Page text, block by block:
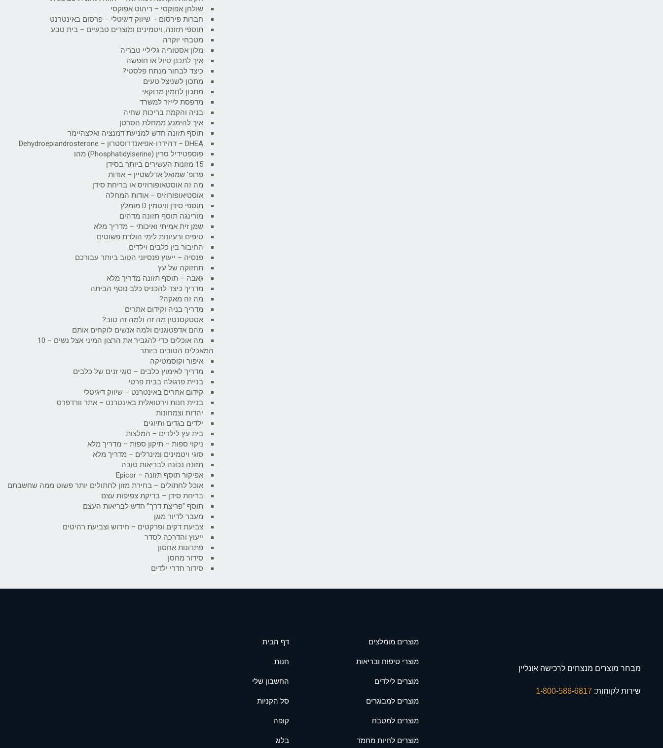
שולחן אפוקסי – ריהוט אפוקסי
חברות פירסום – שיווק דיגיטלי – פרסום באינטרנט
תוספי תזונה, ויטמינים ומוצרים טבעיים – בית טבע
מטבחי יוקרה
מלון אסטוריה גליליי טבריה
איך לתכנן טיול או חופשה
כיצד לבחור מנתח פלסטי?
מתכון לשניצל טעים
מתכון לחמין מרוקאי
מדפסת לייזר למשרד
בניה והקמת בריכות שחיה
איך להימנע ממחלת הסרטן
תוסף תזונה חדש למניעת דמנציה ואלצהיימר
DHEA – דהידרו-אפיאנדרוסטרון – Dehydroepiandrosterone
פוספטידיל סרין (Phosphatidylserine) מהו
15 מזונות העשירים ביותר בסידן
פרופ' שמואל אדלשטיין – אודות
מה זה אוסטאופורוזיס או בריחת סידן
אוסטיאופורוזיס – אודות המחלה
תוספי סידן וויטמין D מומלץ
מורינגה תוסף תזונה מדהים
שמן זית אמיתי ואיכותי – מדריך מלא
טיפים ורעיונות לימי הולדת פשוטים
החיבור בין כלבים וילדים
פנסיה – ייעוץ פנסיוני הטוב ביותר עבורכם
תחזוקה של עץ
גאבה – תוסף תזונה מדריך מלא
מדריך כיצד להכניס כלב נוסף הביתה
מה זה מאקה?
מדריך בניה וקידום אתרים
אסטקסנטין מה זה ולמה זה טוב?
מהם אדפטוגנים ולמה אנשים לוקחים אותם
מה אוכלים כדי להגביר את הרצון המיני אצל נשים – 10
המאכלים הטובים ביותר
איפור וקוסמטיקה
מדריך לאימוץ כלבים – סוגי זנים של כלבים
בניית פרגולה בבית פרטי
קידום אתרים באינטרנט – שיווק דיגיטלי
בניית חנות וירטואלית באינטרנט – אתר וורדפרס
יהדות וצמחונות
ילדים בגדים ותיוגים
בית עץ לילדים – המלצות
ניקוי ספות – תיקון ספות – מדריך מלא
סוגי ויטמינים ומינרלים – מדריך מלא
תזונה נכונה לבריאות טובה
אפיקור תוסף תזונה – Epicor
אוכל לחתולים – בחירת מזון לחתולים יותר פשוט ממה שחשבתם
בריחת סידן – בדיקת צפיפות עצם
תוסף "פריצת דרך" חדש לבריאות העצם
מעבר לדיור מוגן
צביעת דקים ופרקטים – חידוש וצביעת רהיטים
ייעוץ והדרכה לסדר
פתרונות אחסון
סידור מחסן
סידור חדרי ילדים
מבחר מוצרים מנצחים לרכישה אונליין
שירות לקוחות:
מוצרים מומלצים
מוצרי טיפוח ובריאות
מוצרים לילדים
מוצרים למבוגרים
מוצרים למטבח
מוצרים לחיות מחמד
דף הבית
חנות
החשבון שלי
סל הקניות
קופה
בלוג